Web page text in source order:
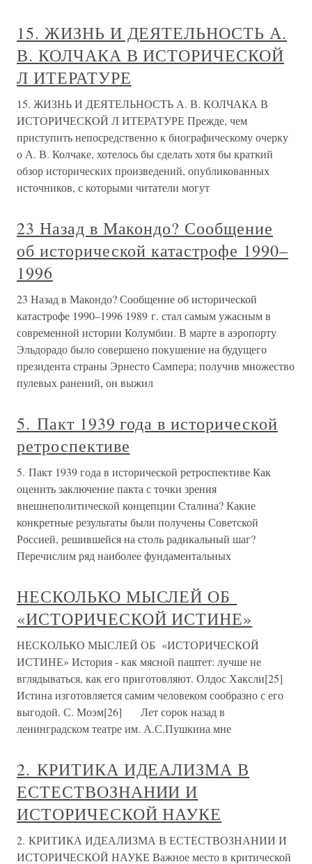
15. ЖИЗНЬ И ДЕЯТЕЛЬНОСТЬ А.
В. КОЛЧАКА В ИСТОРИЧЕСКОЙ
Л ИТЕРАТУРЕ
15. ЖИЗНЬ И ДЕЯТЕЛЬНОСТЬ А. В. КОЛЧАКА В
ИСТОРИЧЕСКОЙ Л ИТЕРАТУРЕ Прежде, чем
приступить непосредственно к биографическому очерку
о А. В. Колчаке, хотелось бы сделать хотя бы краткий
обзор исторических произведений, опубликованных
источников, с которыми читатели могут
23 Назад в Макондо? Сообщение
об исторической катастрофе 1990–
1996
23 Назад в Макондо? Сообщение об исторической
катастрофе 1990–1996 1989 г. стал самым ужасным в
современной истории Колумбии. В марте в аэропорту
Эльдорадо было совершено покушение на будущего
президента страны Эрнесто Сампера; получив множество
пулевых ранений, он выжил
5. Пакт 1939 года в исторической
ретроспективе
5. Пакт 1939 года в исторической ретроспективе Как
оценить заключение пакта с точки зрения
внешнеполитической концепции Сталина? Какие
конкретные результаты были получены Советской
Россией, решившейся на столь радикальный шаг?
Перечислим ряд наиболее фундаментальных
НЕСКОЛЬКО МЫСЛЕЙ ОБ
«ИСТОРИЧЕСКОЙ ИСТИНЕ»
НЕСКОЛЬКО МЫСЛЕЙ ОБ «ИСТОРИЧЕСКОЙ
ИСТИНЕ» История - как мясной паштет: лучше не
вглядываться, как его приготовляют. Олдос Хаксли[25]
Истина изготовляется самим человеком сообразно с его
выгодой. С. Моэм[26] Лет сорок назад в
ленинградском театре им. А.С.Пушкина мне
2. КРИТИКА ИДЕАЛИЗМА В
ЕСТЕСТВОЗНАНИИ И
ИСТОРИЧЕСКОЙ НАУКЕ
2. КРИТИКА ИДЕАЛИЗМА В ЕСТЕСТВОЗНАНИИ И
ИСТОРИЧЕСКОЙ НАУКЕ Важное место в критической